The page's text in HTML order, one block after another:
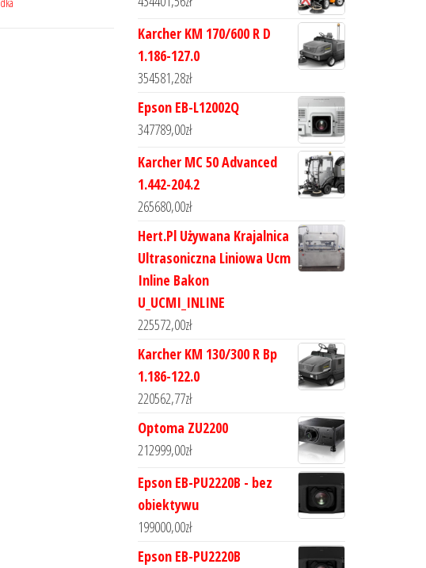
Karcher KM 170/600 R D
1.186-127.0
354581,28zł
Epson EB-L12002Q
347789,00zł
Karcher MC 50 Advanced
1.442-204.2
265680,00zł
Hert.Pl Używana Krajalnica
Ultrasoniczna Liniowa Ucm
Inline Bakon
U_UCMI_INLINE
225572,00zł
Karcher KM 130/300 R Bp
1.186-122.0
220562,77zł
Optoma ZU2200
212999,00zł
Epson EB-PU2220B - bez
obiektywu
199000,00zł
Epson EB-PU2220B